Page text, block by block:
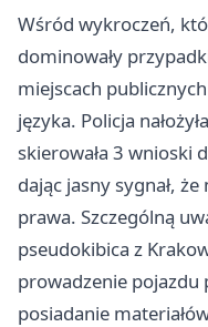
Wśród wykroczeń,
dominowały
miejscach
języka. Policja
skierowała 3 wnioski
dając jasny sygnał,
prawa. Szczególną
pseudokibica z
prowadzenie pojazdu
posiadanie